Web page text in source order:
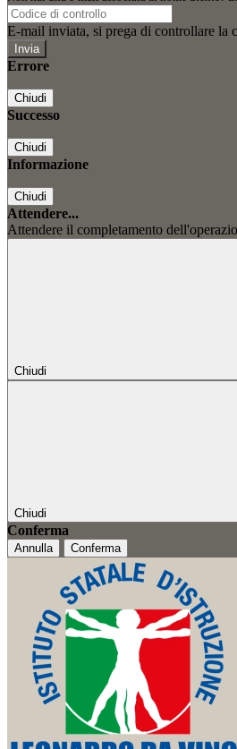
E-mail inviata, si prega di controllare la
Errore
Chiudi
Successo
Chiudi
Informazione
Chiudi
Attendere...
Attendere il completamento
Chiudi
Chiudi
Conferma
Annulla Conferma